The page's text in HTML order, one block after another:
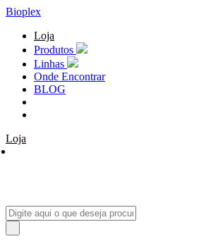
Bioplex
Loja
Produtos
Linhas
Onde Encontrar
BLOG
Loja